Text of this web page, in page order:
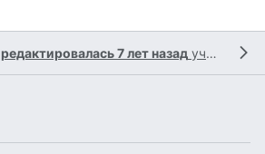
7 лет назад участником